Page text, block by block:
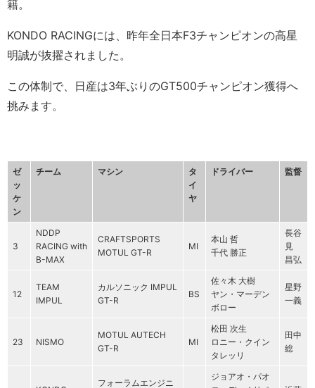
籍。
KONDO RACINGには、昨年全日本F3チャンピオンの高星
明誠が抜擢されました。
この体制で、日産は3年ぶりのGT500チャンピオン獲得へ
挑みます。
ゼ
ッ
ケ
ン
チーム マシン
タ
イ
ヤ
ドライバー 監督
3
NDDP
RACING with
B-MAX
CRAFTSPORTS
MOTUL GT-R
MI
本山 哲
千代 勝正
長谷
見
昌弘
12
TEAM
IMPUL
カルソニック IMPUL
GT-R
BS
佐々木 大樹
ヤン・マーデン
ボロー
星野
一義
23 NISMO
MOTUL AUTECH
GT-R
MI
松田 次生
ロニー・クイン
タレッリ
田中
総
フォーラムエンジニ
ジョアオ・パオ